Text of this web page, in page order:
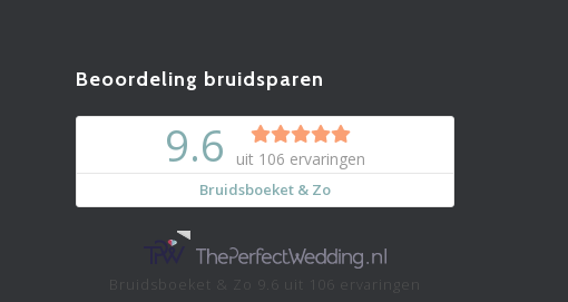
Beoordeling bruidsparen
Bruidsboeket & Zo 9.6 uit 106 ervaringen